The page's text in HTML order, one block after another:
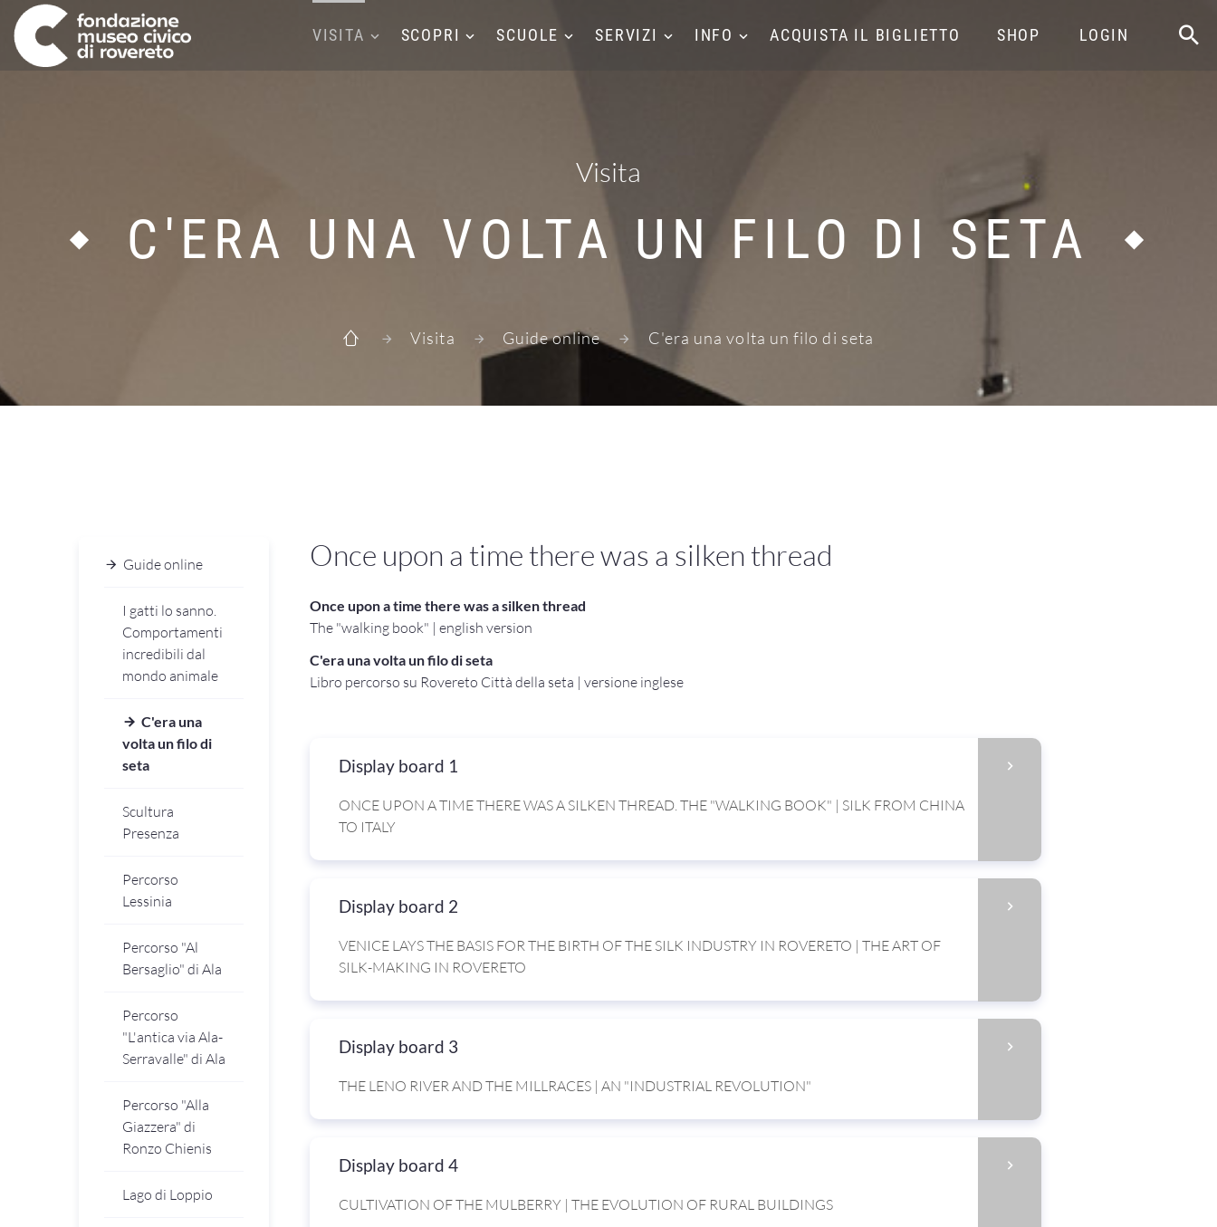
VISITA SCOPRI SCUOLE SERVIZI INFO ACQUISTA IL BIGLIETTO SHOP LOGIN
Visita
C'ERA UNA VOLTA UN FILO DI SETA
Visita Guide online C'era una volta un filo di seta
Guide online
I gatti lo sanno.
Comportamenti
incredibili dal
mondo animale
C'era una
volta un filo di
seta
Scultura
Presenza
Percorso
Lessinia
Percorso "Al
Bersaglio" di Ala
Percorso
"L'antica via Ala-
Serravalle" di Ala
Percorso "Alla
Giazzera" di
Ronzo Chienis
Lago di Loppio
Once upon a time there was a silken thread
Once upon a time there was a silken thread
The "walking book" | english version
C'era una volta un filo di seta
Libro percorso su Rovereto Città della seta | versione inglese
Display board 1
ONCE UPON A TIME THERE WAS A SILKEN THREAD. THE "WALKING BOOK" | SILK FROM CHINA
TO ITALY
Display board 2
VENICE LAYS THE BASIS FOR THE BIRTH OF THE SILK INDUSTRY IN ROVERETO | THE ART OF
SILK-MAKING IN ROVERETO
Display board 3
THE LENO RIVER AND THE MILLRACES | AN "INDUSTRIAL REVOLUTION"
Display board 4
CULTIVATION OF THE MULBERRY | THE EVOLUTION OF RURAL BUILDINGS